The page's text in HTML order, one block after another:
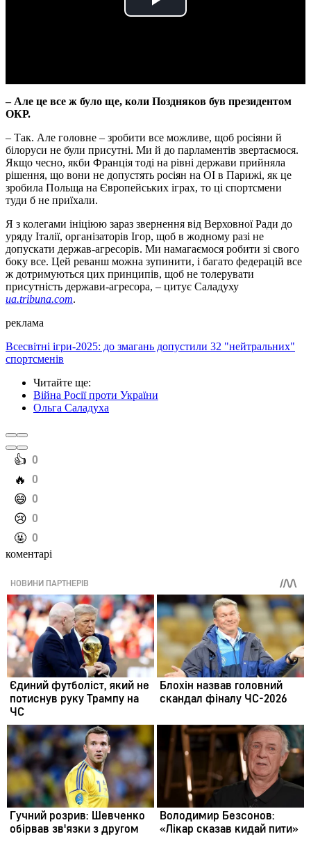
Play
– Але це все ж було ще, коли Поздняков був президентом
ОКР.
– Так. Але головне – зробити все можливе, щоб росіяни й
білоруси не були присутні. Ми й до парламентів звертаємося.
Якщо чесно, якби Франція тоді на рівні держави прийняла
рішення, що вони не допустять росіян на ОІ в Парижі, як це
зробила Польща на Європейських іграх, то ці спортсмени
туди б не приїхали.
Я з колегами ініціюю зараз звернення від Верховної Ради до
уряду Італії, організаторів Ігор, щоб в жодному разі не
допускати держав-агресорів. Ми намагаємося робити зі свого
боку все. Цей реванш можна зупинити, і багато федерацій все
ж дотримуються цих принципів, щоб не толерувати
присутність держави-агресора, – цитує Саладуху
ua.tribuna.com.
реклама
Всесвітні ігри-2025: до змагань допустили 32 "нейтральних"
спортсменів
Читайте ще:
Війна Росії проти України
Ольга Саладуха
️👍 0
️🔥 0
️😄 0
️😢 0
️🤬 0
коментарі